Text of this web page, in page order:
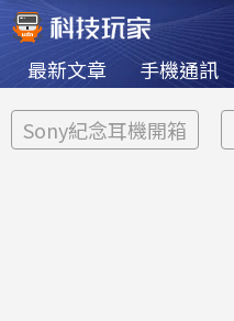
最新文章 手機通訊
Sony紀念耳機開箱